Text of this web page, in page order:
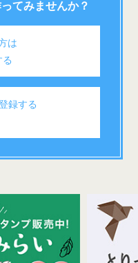
てみませんか？
は
録する